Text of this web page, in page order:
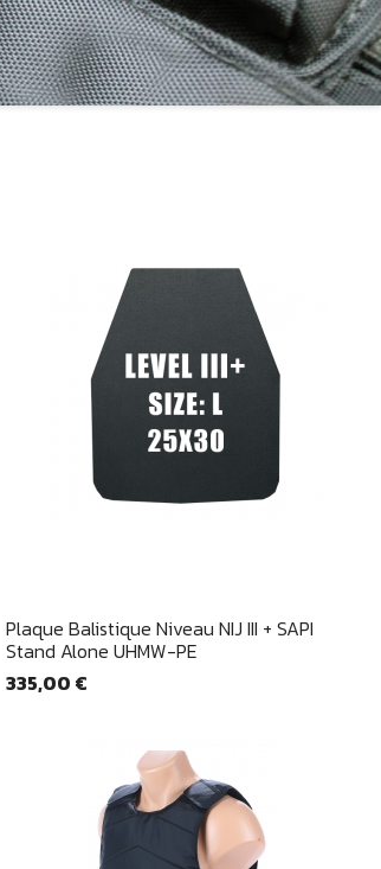
Aperçu rapide
Plaque Balistique Niveau NIJ III + SAPI
Stand Alone UHMW-PE
335,00 €